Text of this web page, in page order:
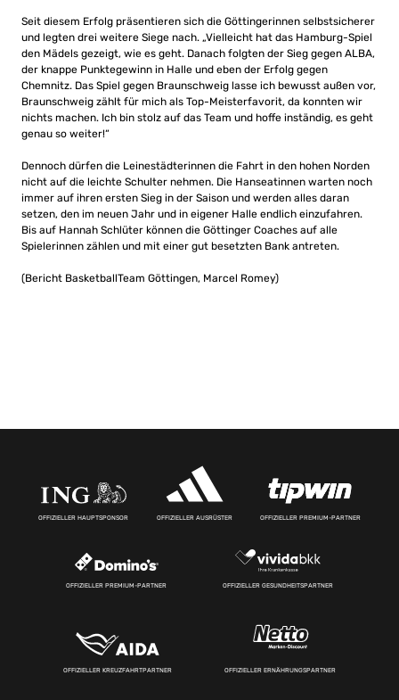
Seit diesem Erfolg präsentieren sich die Göttingerinnen selbstsicherer
und legten drei weitere Siege nach. „Vielleicht hat das Hamburg-Spiel
den Mädels gezeigt, wie es geht. Danach folgten der Sieg gegen ALBA,
der knappe Punktegewinn in Halle und eben der Erfolg gegen
Chemnitz. Das Spiel gegen Braunschweig lasse ich bewusst außen vor,
Braunschweig zählt für mich als Top-Meisterfavorit, da konnten wir
nichts machen. Ich bin stolz auf das Team und hoffe inständig, es geht
genau so weiter!“
Dennoch dürfen die Leinestädterinnen die Fahrt in den hohen Norden
nicht auf die leichte Schulter nehmen. Die Hanseatinnen warten noch
immer auf ihren ersten Sieg in der Saison und werden alles daran
setzen, den im neuen Jahr und in eigener Halle endlich einzufahren.
Bis auf Hannah Schlüter können die Göttinger Coaches auf alle
Spielerinnen zählen und mit einer gut besetzten Bank antreten.
(Bericht BasketballTeam Göttingen, Marcel Romey)
OFFIZIELLER HAUPTSPONSOR OFFIZIELLER AUSRÜSTER OFFIZIELLER PREMIUM-PARTNER
OFFIZIELLER PREMIUM-PARTNER OFFIZIELLER GESUNDHEITSPARTNER
OFFIZIELLER KREUZFAHRTPARTNER OFFIZIELLER ERNÄHRUNGSPARTNER